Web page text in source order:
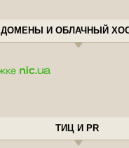
ДОМЕНЫ И ОБЛАЧНЫЙ
ТИЦ И PR